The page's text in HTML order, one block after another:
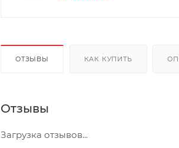
ОТЗЫВЫ КАК КУПИТЬ
Отзывы
Загрузка отзывов...